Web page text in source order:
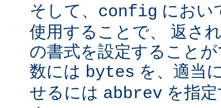
そして、 config にお
使用することで、 返さ
の書式を設定すること
数には bytes を、適当
せるには abbrev を指